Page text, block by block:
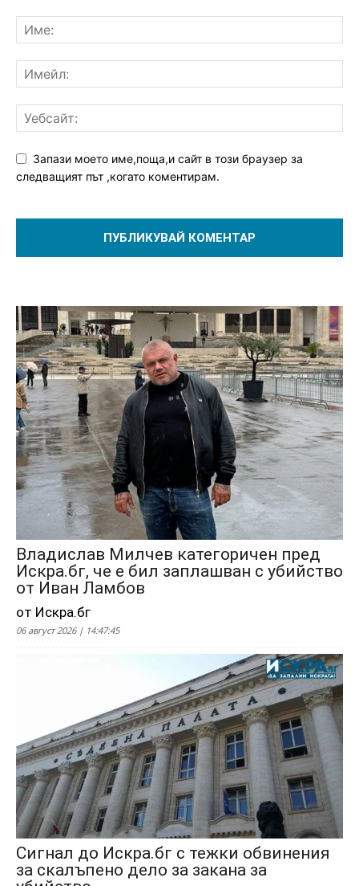
Запази моето име,поща,и сайт в този браузер за
следващият път ,когато коментирам.
Владислав Милчев категоричен пред
Искра.бг, че е бил заплашван с убийство
от Иван Ламбов
от Искра.бг
06 август 2026 | 14:47:45
Сигнал до Искра.бг с тежки обвинения
за скалъпено дело за закана за